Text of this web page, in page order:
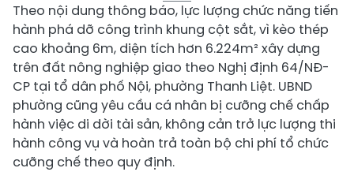
Theo nội dung thông báo, lực lượng chức năng tiến
hành phá dỡ công trình khung cột sắt, vì kèo thép
cao khoảng 6m, diện tích hơn 6.224m² xây dựng
trên đất nông nghiệp giao theo Nghị định 64/NĐ-
CP tại tổ dân phố Nội, phường Thanh Liệt. UBND
phường cũng yêu cầu cá nhân bị cưỡng chế chấp
hành việc di dời tài sản, không cản trở lực lượng thi
hành công vụ và hoàn trả toàn bộ chi phí tổ chức
cưỡng chế theo quy định.